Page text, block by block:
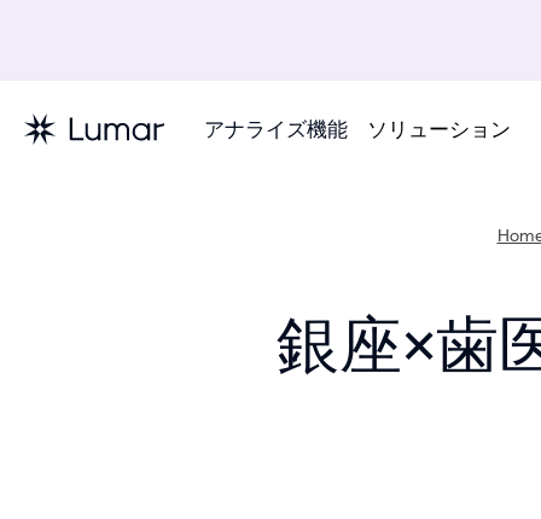
アナライズ機能 ソリューション
銀座×歯